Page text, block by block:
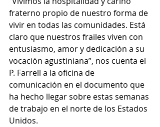
fraterno propio de nuestro forma de
vivir en todas las comunidades. Está
claro que nuestros frailes viven con
entusiasmo, amor y dedicación a su
vocación agustiniana”, nos cuenta el
P. Farrell a la oficina de
comunicación en el documento que
ha hecho llegar sobre estas semanas
de trabajo en el norte de los Estados
Unidos.